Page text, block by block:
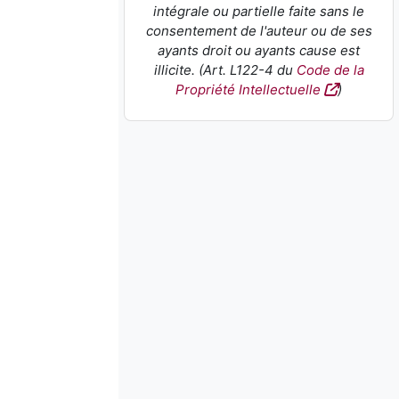
intégrale ou partielle faite sans le
consentement de l'auteur ou de ses
ayants droit ou ayants cause est
illicite. (Art. L122-4 du Code de la
Propriété Intellectuelle
)